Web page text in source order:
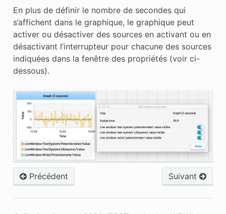
En plus de définir le nombre de secondes qui
s’affichent dans le graphique, le graphique peut
activer ou désactiver des sources en activant ou en
désactivant l’interrupteur pour chacune des sources
indiquées dans la fenêtre des propriétés (voir ci-
dessous).
Précédent Suivant